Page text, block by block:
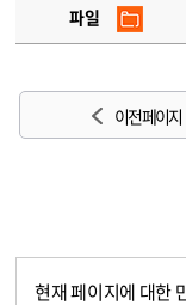
파일
이전 페이지
현재 페이지에 대한